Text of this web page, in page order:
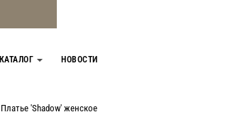
КАТАЛОГ НОВОСТИ
Платье 'Shadow' женское